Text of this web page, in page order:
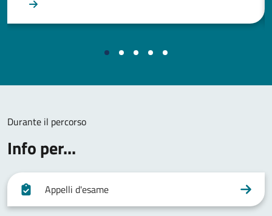
Durante il percorso
Info per...
Appelli d'esame